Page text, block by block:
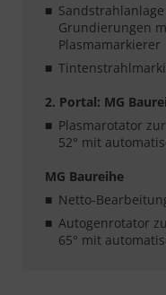
Grundierungen
Plasmamarkierer
2. Portal: MG
Plasmarotator
52° mit
MG Baureihe
Netto-
Autogenrotator
65° mit